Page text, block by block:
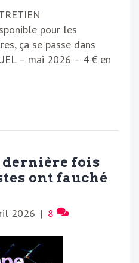
pour les
ça se passe dans
– mai 2026 – 4 € en
dernière fois
ont fauché
2026 | 8